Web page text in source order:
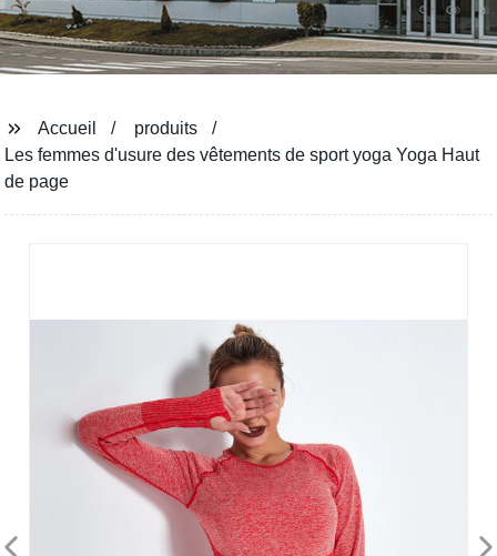
Accueil
produits
Les femmes d'usure des vêtements de sport yoga Yoga Haut
de page